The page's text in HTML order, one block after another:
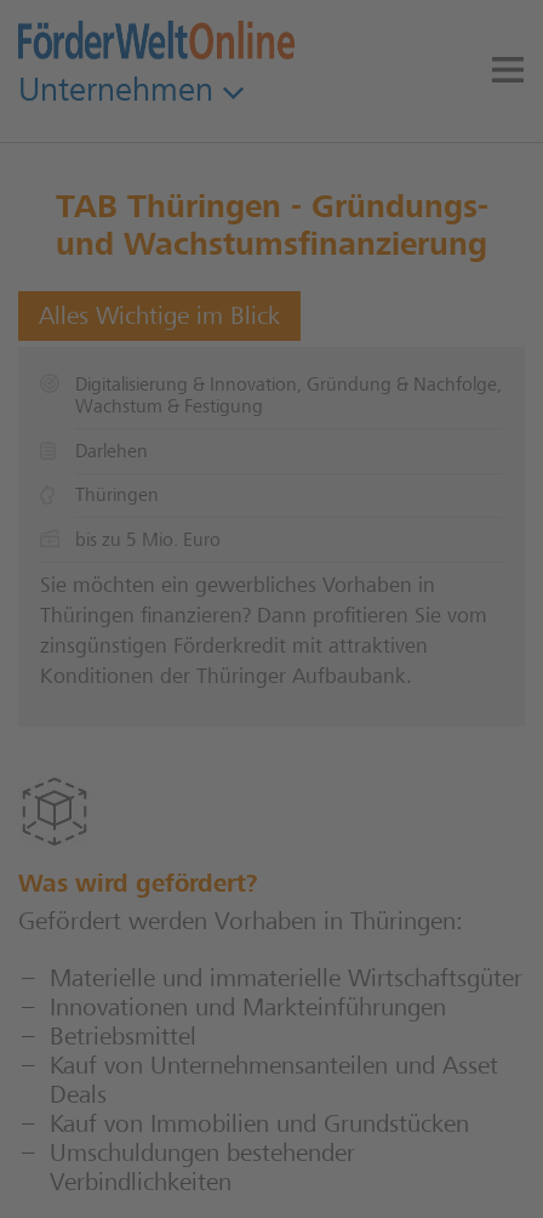
Unternehmen
TAB Thüringen - Gründungs-
und Wachstumsfinanzierung
Alles Wichtige im Blick
Digitalisierung & Innovation, Gründung & Nachfolge,
Wachstum & Festigung
Darlehen
Thüringen
bis zu 5 Mio. Euro
Sie möchten ein gewerbliches Vorhaben in
Thüringen finanzieren? Dann profitieren Sie vom
zinsgünstigen Förderkredit mit attraktiven
Konditionen der Thüringer Aufbaubank.
Was wird gefördert?
Gefördert werden Vorhaben in Thüringen:
Materielle und immaterielle Wirtschaftsgüter
Innovationen und Markteinführungen
Betriebsmittel
Kauf von Unternehmensanteilen und Asset
Deals
Kauf von Immobilien und Grundstücken
Umschuldungen bestehender
Verbindlichkeiten